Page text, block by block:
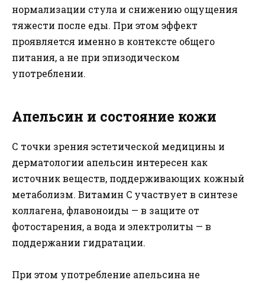
нормализации стула и снижению ощущения
тяжести после еды. При этом эффект
проявляется именно в контексте общего
питания, а не при эпизодическом
употреблении.
Апельсин и состояние кожи
С точки зрения эстетической медицины и
дерматологии апельсин интересен как
источник веществ, поддерживающих кожный
метаболизм. Витамин C участвует в синтезе
коллагена, флавоноиды — в защите от
фотостарения, а вода и электролиты — в
поддержании гидратации.
При этом употребление апельсина не